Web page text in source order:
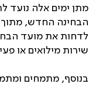
מתן ימים אלה נועד
הבחינה החדש,
לדחות את מועד
שירות מילואים או
בנוסף, מתמחים